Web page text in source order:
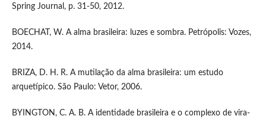
Spring Journal, p. 31-50, 2012.
BOECHAT, W. A alma brasileira: luzes e sombra. Petrópolis: Vozes,
2014.
BRIZA, D. H. R. A mutilação da alma brasileira: um estudo
arquetípico. São Paulo: Vetor, 2006.
BYINGTON, C. A. B. A identidade brasileira e o complexo de vira-